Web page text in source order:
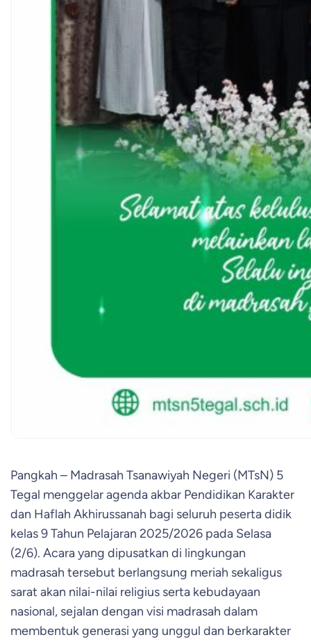
Pangkah – Madrasah Tsanawiyah Negeri (MTsN) 5
Tegal menggelar agenda akbar Pendidikan Karakter
dan Haflah Akhirussanah bagi seluruh peserta didik
kelas 9 Tahun Pelajaran 2025/2026 pada Selasa
(2/6). Acara yang dipusatkan di lingkungan
madrasah tersebut berlangsung meriah sekaligus
sarat akan nilai-nilai religius serta kebudayaan
nasional, sejalan dengan visi madrasah dalam
membentuk generasi yang unggul dan berkarakter